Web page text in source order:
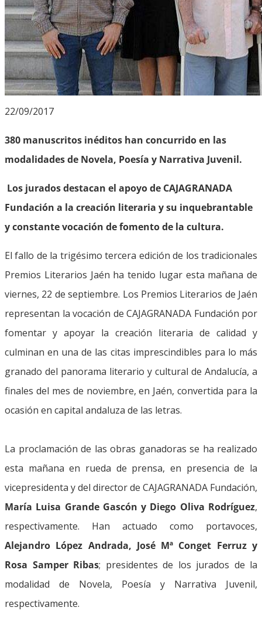
22/09/2017
380 manuscritos inéditos han concurrido en las
modalidades de Novela, Poesía y Narrativa Juvenil.
Los jurados destacan el apoyo de CAJAGRANADA
Fundación a la creación literaria y su inquebrantable
y constante vocación de fomento de la cultura.
El fallo de la trigésimo tercera edición de los tradicionales
Premios Literarios Jaén ha tenido lugar esta mañana de
viernes, 22 de septiembre. Los Premios Literarios de Jaén
representan la vocación de CAJAGRANADA Fundación por
fomentar y apoyar la creación literaria de calidad y
culminan en una de las citas imprescindibles para lo más
granado del panorama literario y cultural de Andalucía, a
finales del mes de noviembre, en Jaén, convertida para la
ocasión en capital andaluza de las letras.
La proclamación de las obras ganadoras se ha realizado
esta mañana en rueda de prensa, en presencia de la
vicepresidenta y del director de CAJAGRANADA Fundación,
María Luisa Grande Gascón y Diego Oliva Rodríguez,
respectivamente. Han actuado como portavoces,
Alejandro López Andrada, José Mª Conget Ferruz y
Rosa Samper Ribas; presidentes de los jurados de la
modalidad de Novela, Poesía y Narrativa Juvenil,
respectivamente.